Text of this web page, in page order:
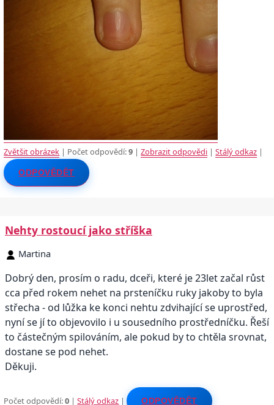
Zvětšit obrázek | Počet odpovědí:9 |Zobrazit odpovědi |Stálý odkaz |
ODPOVĚDĚT
Nehty rostoucí jako stříška
Martina
Dobrý den, prosím o radu, dceři, které je 23let začal růst
cca před rokem nehet na prsteníčku ruky jakoby to byla
střecha - od lůžka ke konci nehtu zdvihající se uprostřed,
nyní se jí to objevovilo i u sousedního prostředníčku. Řeší
to částečným spilováním, ale pokud by to chtěla srovnat,
dostane se pod nehet.
Děkuji.
Počet odpovědí:0 |Stálý odkaz | ODPOVĚDĚT